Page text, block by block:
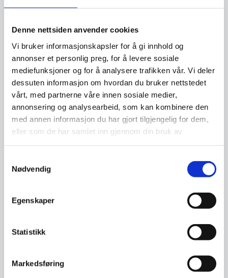
Denne nettsiden anvender cookies
Vi bruker informasjonskapsler for å gi innhold og
annonser et personlig preg, for å levere sosiale
mediefunksjoner og for å analysere trafikken vår. Vi deler
dessuten informasjon om hvordan du bruker nettstedet
vårt, med partnerne våre innen sosiale medier,
annonsering og analysearbeid, som kan kombinere den
med annen informasjon du har gjort tilgjengelig for dem,
eller som de har samlet inn gjennom din bruk av
Nødvendig
Egenskaper
Statistikk
Markedsføring
NTNU, og som ble forsvart i juni 2026.
Presentasjon ble utviklet og presentert på
ResCRI open seminar arrangert av Norsk
Regnesentral og NTNU i juni 2026. Går
gjennom Cyber angrep i en geopolitisk
kontekst fra tidlig 1990 tallet og frem til i dag.
Kommer innom kjente angrep som Stuxnet […]
Åpenhet uten å være sårbar
av Raymond Andre Hagen
Foredrag opprinngelig skrevet for arkivrådet,
Artikkelen har blitt publisert på